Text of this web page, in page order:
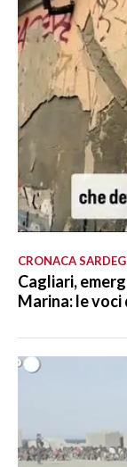
CRONACA
Cagliari,
Marina: le